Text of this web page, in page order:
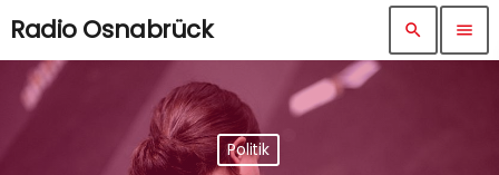
Radio Osnabrück search menu
Politik